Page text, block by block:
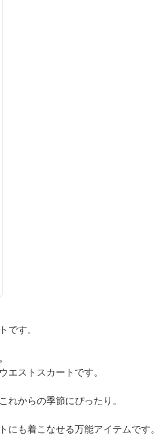
す。
ストスカートです。
からの季節にぴったり。
も着こなせる万能アイテムです。